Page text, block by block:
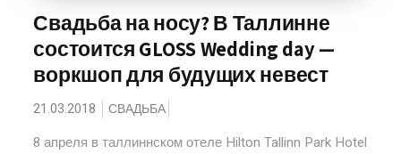
Свадьба на носу? В Таллинне
состоится GLOSS Wedding day —
воркшоп для будущих невест
21.03.2018 СВАДЬБА
8 апреля в таллиннском отеле Hilton Tallinn Park Hotel